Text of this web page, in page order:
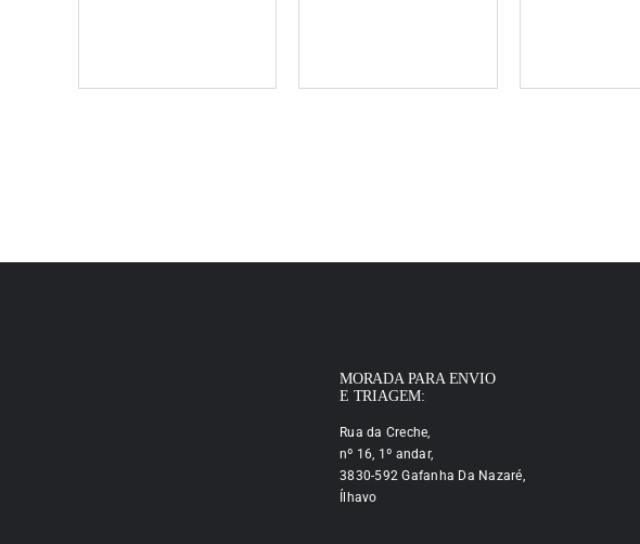
MORADA PARA ENVIO
E TRIAGEM:
Rua da Creche,
nº 16, 1º andar,
3830-592 Gafanha Da Nazaré,
Ílhavo